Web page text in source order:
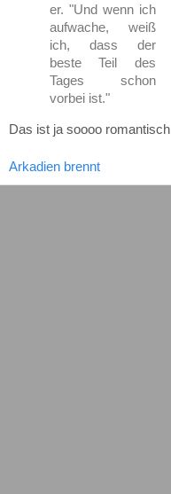
er. "Und wenn ich
aufwache, weiß
ich, dass der
beste Teil des
Tages schon
vorbei ist."
Das ist ja soooo romantisch
Arkadien brennt